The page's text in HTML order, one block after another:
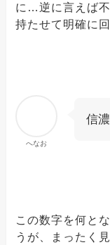
に…逆に言えば
持たせて明確に
へなお
信
この数字を何と
うが、まったく